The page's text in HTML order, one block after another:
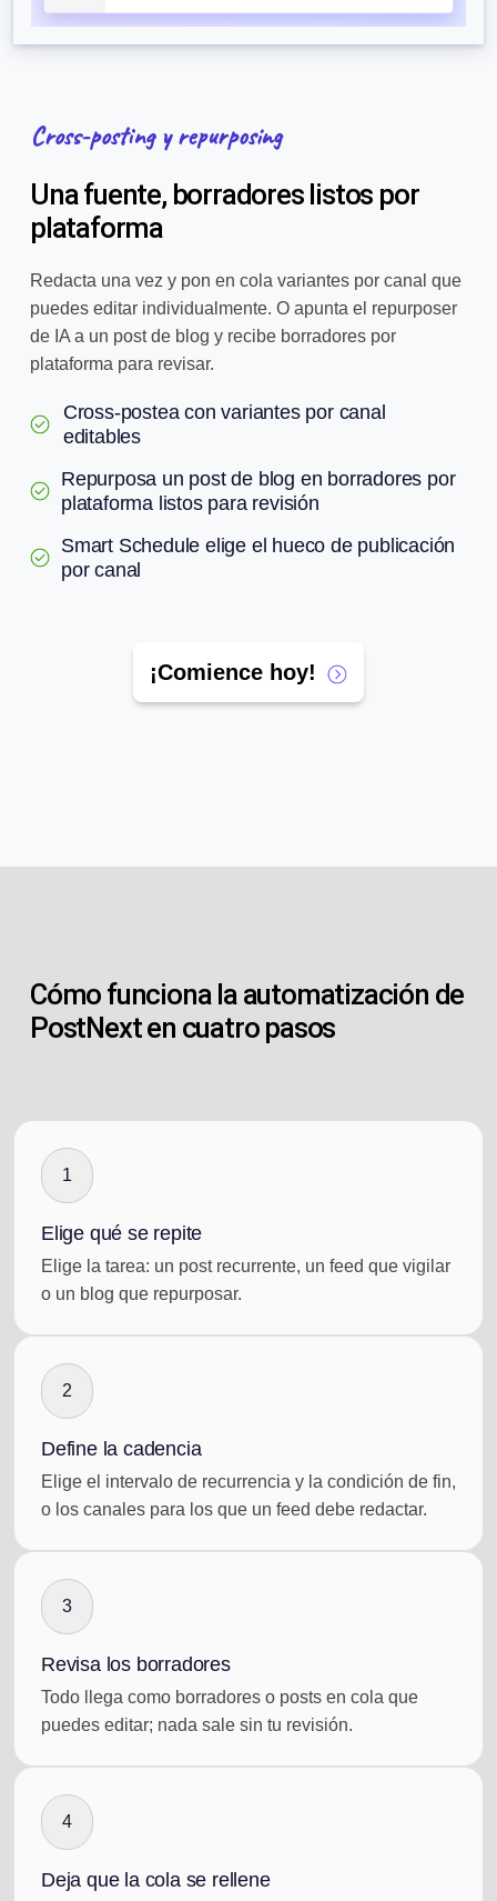
Cross-posting y repurposing
Una fuente, borradores listos por
plataforma
Redacta una vez y pon en cola variantes por canal que
puedes editar individualmente. O apunta el repurposer
de IA a un post de blog y recibe borradores por
plataforma para revisar.
Cross-postea con variantes por canal
editables
Repurposa un post de blog en borradores por
plataforma listos para revisión
Smart Schedule elige el hueco de publicación
por canal
¡Comience hoy!
Cómo funciona la automatización de
PostNext en cuatro pasos
1
Elige qué se repite
Elige la tarea: un post recurrente, un feed que vigilar
o un blog que repurposar.
2
Define la cadencia
Elige el intervalo de recurrencia y la condición de fin,
o los canales para los que un feed debe redactar.
3
Revisa los borradores
Todo llega como borradores o posts en cola que
puedes editar; nada sale sin tu revisión.
4
Deja que la cola se rellene